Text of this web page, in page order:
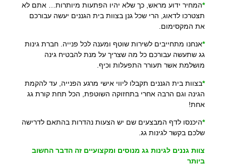
*המחיר ידוע מראש, כך שלא יהיו הפתעות מיותרות… אתם לא
תצטרכו לדאוג, הרי שכל גנן בצוות בית הגננים יעשה עבורכם
את המקסימום.
*אנחנו מתחייבים לשירות שוטף ומענה לכל פנייה. חברת גינות
גג שתעשה עבורכם כל מה שצריך על מנת להבטיח גינה
מושלמת אשר תעורר התפעלות וכיף.
*בצוות בית הגננים תקבלו ליווי אישי מרגע הפנייה, עד להקמת
הגינה וגם הרבה אחרי בתחזוקה השוטפת, הכל תחת קורת גג
אחת!
*היכנסו לדף המבצעים שם יש הצעות נהדרות בהתאם לדרישה
שלכם בקשר לגינות גג.
צוות גננים לגינות גג מנוסים ומקצועיים זה הדבר החשוב
ביותר